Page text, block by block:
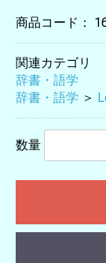
商品コード：
関連カテゴリ
辞書・語学
辞書・語学 ＞
数量